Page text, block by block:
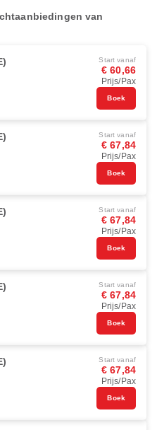
van
Start vanaf
€ 60,66
Prijs/Pax
Boek
Start vanaf
€ 67,84
Prijs/Pax
Boek
Start vanaf
€ 67,84
Prijs/Pax
Boek
Start vanaf
€ 67,84
Prijs/Pax
Boek
Start vanaf
€ 67,84
Prijs/Pax
Boek